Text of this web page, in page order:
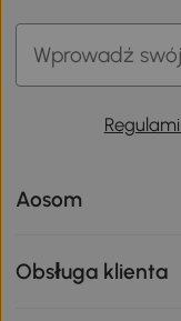
Aosom
Obsługa klienta